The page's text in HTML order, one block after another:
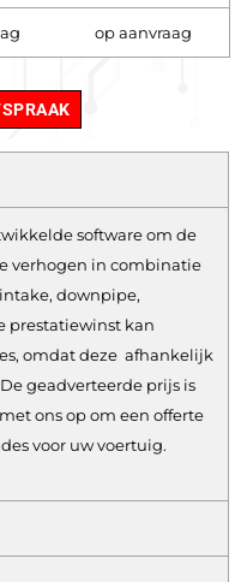
op aanvraag
software om de
verhogen in combinatie
downpipe,
prestatiewinst kan
omdat deze afhankelijk
geadverteerde prijs is
ons op om een offerte
voor uw voertuig.